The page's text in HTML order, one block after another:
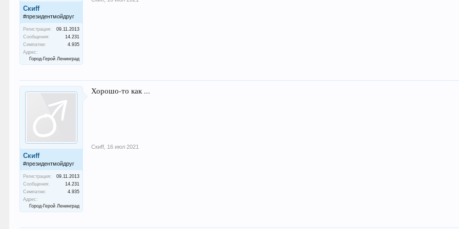
Скиff
#президентмойдруг
Регистрация:
09.11.2013
Сообщения:
14.231
Симпатии:
4.935
Адрес:
Город-Герой Ленинград
Скиff
#президентмойдруг
Регистрация:
09.11.2013
Сообщения:
14.231
Симпатии:
4.935
Адрес:
Город-Герой Ленинград
Хорошо-то как ...
Скиff 16 июл 2021